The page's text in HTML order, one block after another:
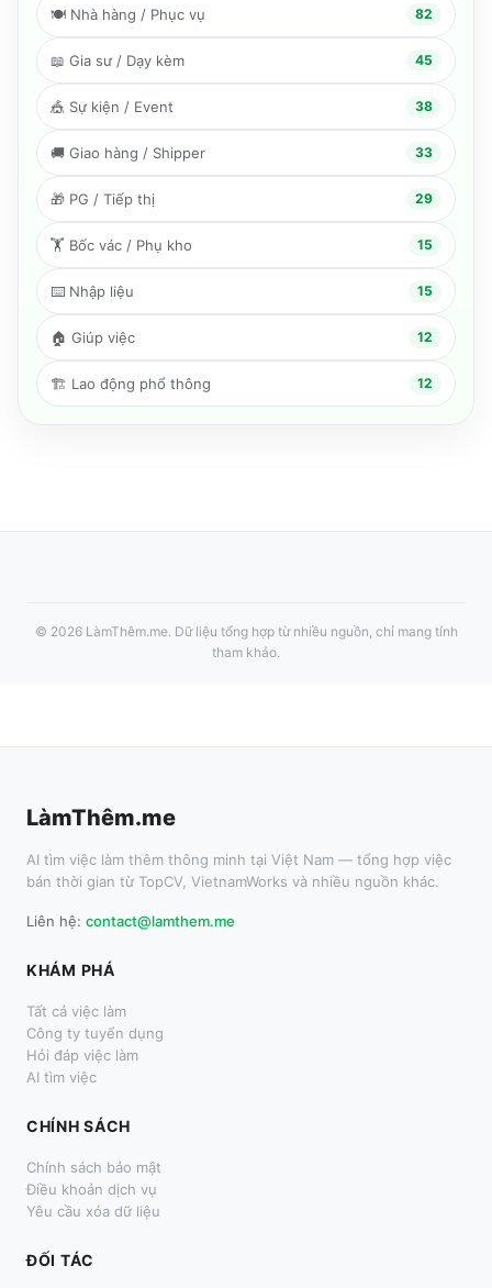
🍽️ Nhà hàng / Phục vụ 82
📖 Gia sư / Dạy kèm 45
🎪 Sự kiện / Event 38
🚚 Giao hàng / Shipper 33
🎁 PG / Tiếp thị 29
🏋️ Bốc vác / Phụ kho 15
⌨️ Nhập liệu 15
🏠 Giúp việc 12
🏗️ Lao động phổ thông 12
© 2026 LàmThêm.me. Dữ liệu tổng hợp từ nhiều nguồn, chỉ mang tính
tham khảo.
LàmThêm.me
AI tìm việc làm thêm thông minh tại Việt Nam — tổng hợp việc
bán thời gian từ TopCV, VietnamWorks và nhiều nguồn khác.
Liên hệ: contact@lamthem.me
KHÁM PHÁ
Tất cả việc làm
Công ty tuyển dụng
Hỏi đáp việc làm
AI tìm việc
CHÍNH SÁCH
Chính sách bảo mật
Điều khoản dịch vụ
Yêu cầu xóa dữ liệu
ĐỐI TÁC